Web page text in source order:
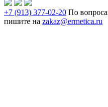
+7 (913) 377-02-20 По
пишите на zakaz@ermetica.ru